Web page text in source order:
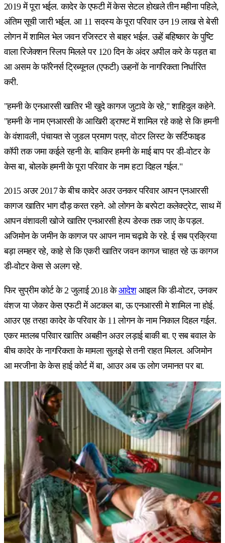
2019 में पूरा भईल. कादेर के एफटी में केस सेटल होखले तीन महीना पहिले,
अंतिम सूची जारी भईल. आ 11 सदस्य के पूरा परिवार उन 19 लाख से बेसी
लोगन में शामिल भेल जवन रजिस्टर से बाहर भईल. ऊहें बहिष्कार के पुष्टि
वाला रिजेक्शन स्लिप मिलले पर 120 दिन के अंदर अपील करे के पड़त बा
आ असम के फॉरेनर्स ट्रिब्यूनल (एफटी) ऊहनों के नागरिकता निर्धारित
करी.
"हमनी के एनआरसी खातिर भी खुदे कागज जुटावे के रहे," शाहिदुल कहेने.
"हमनी के नाम एनआरसी के आखिरी ड्राफ्ट में शामिल रहे काहे से कि हमनी
के वंशावली, पंचायत से जुडल प्रमाण पत्र, वोटर लिस्ट के सर्टिफाइड
कॉपी तक जमा कईले रहनी के. बाकिर हमनी के माई बाप पर डी-वोटर के
केस बा, बोलके हमनी के पूरा परिवार के नाम हटा दिहल गईल."
2015 अउर 2017 के बीच कादेर अउर उनकर परिवार आपन एनआरसी
कागज खातिर भाग दौड़ करत रहने. ओ लोगन के बरपेटा कलेक्ट्रेट, साथ में
आपन वंशावली खोजे खातिर एनआरसी हेल्प डेस्क तक जाए के पड़ल.
अजिमोन के जमीन के कागज पर आपन नाम चढ़ावे के रहे. ई सब प्रक्रिया
बड़ा लमहर रहे, काहे से कि एकरी खातिर जवन कागज चाहत रहे ऊ कागज
डी-वोटर केस से अलग रहे.
फिर सुप्रीम कोर्ट के 2 जुलाई 2018 केआदेशआइल कि डी-वोटर, उनकर
वंशज या जेकर केस एफटी में अटकल बा, ऊ एनआरसी मे शामिल ना होई.
आउर एह तरहा कादेर के परिवार के 11 लोगन के नाम निकाल दिहल गईल.
एकर मतलब परिवार खातिर अबहीन अउर लड़ाई बाकी बा. ए सब बवाल के
बीच कादेर के नागरिकता के मामला सुलझे से तनी राहत मिलल. अजिमोन
आ मरजीना के केस हाई कोर्ट में बा, आउर अब ऊ लोग जमानत पर बा.